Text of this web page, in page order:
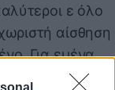
ε όλο
αίσθηση
Για εμένα
και θα